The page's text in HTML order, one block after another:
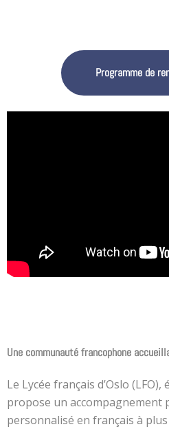
Programme de
Une communauté francophone
Le Lycée français d’Oslo
propose un accompagnement
personnalisé en français à plus